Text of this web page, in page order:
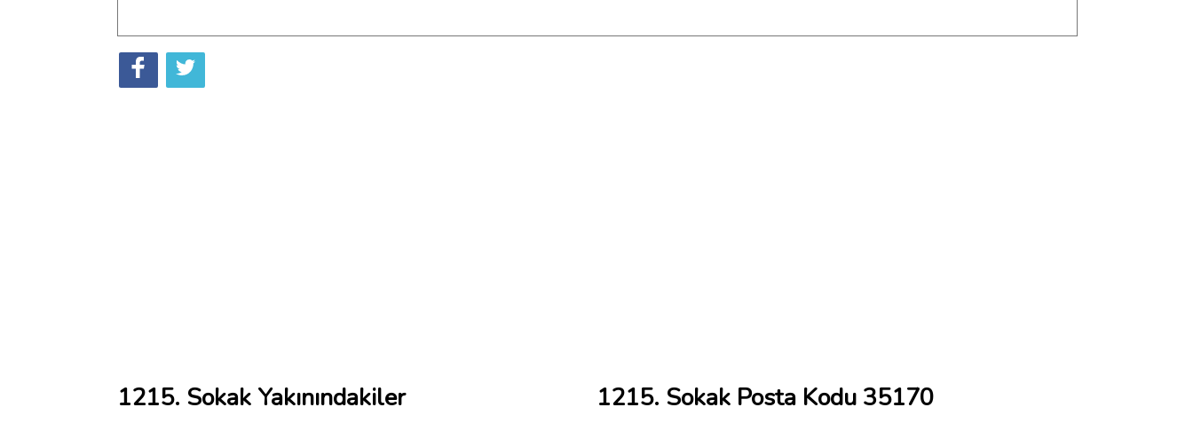
1215. Sokak Yakınındakiler 1215. Sokak Posta Kodu 35170